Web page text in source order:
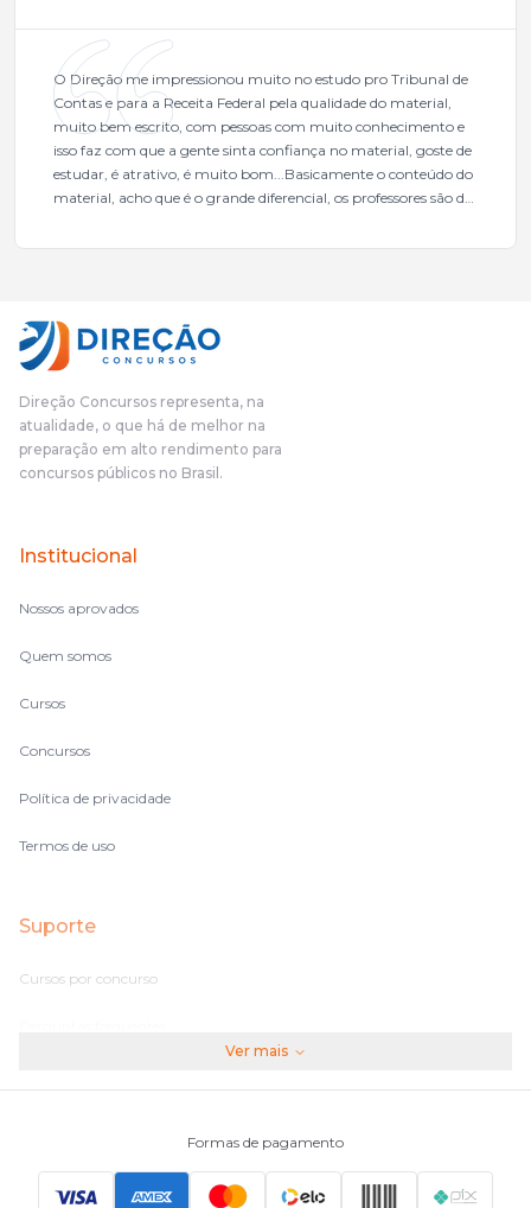
O Direção me impressionou muito no estudo pro Tribunal de
Contas e para a Receita Federal pela qualidade do material,
muito bem escrito, com pessoas com muito conhecimento e
isso faz com que a gente sinta confiança no material, goste de
estudar, é atrativo, é muito bom...Basicamente o conteúdo do
material, acho que é o grande diferencial, os professores são de
mais excelentes cargos da administração pública.Eu sempre
fundamental na minha derrota no ano passado para que eu
pudesse enxergar o que eu errei e corrigir minha rota.E além
das aulas vocês(Direção Concursos), que fizeram um
o aluno, além de ter que estudar, ele tem que perder tempo
fazendo um cronograma, num pós- edital é muito
complicado, é uma avalanche de informação, então vocês
terem feito isso é muito bacana, porque quando eu me sentia
no volume de matérias.
Direção Concursos representa, na
atualidade, o que há de melhor na
preparação em alto rendimento para
concursos públicos no Brasil.
Institucional
Nossos aprovados
Quem somos
Cursos
Concursos
Política de privacidade
Termos de uso
Suporte
Cursos por concurso
Principais Concursos
Ver mais
Formas de pagamento